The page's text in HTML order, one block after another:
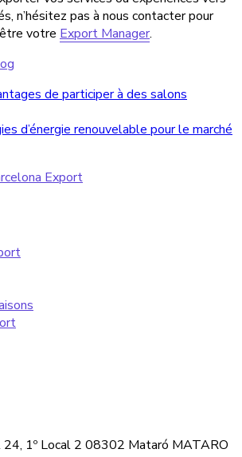
n’hésitez pas à nous contacter pour
votre Export Manager.
:
de participer à des salons
d’énergie renouvelable pour le marché
1º Local 2 08302 Mataró MATARO